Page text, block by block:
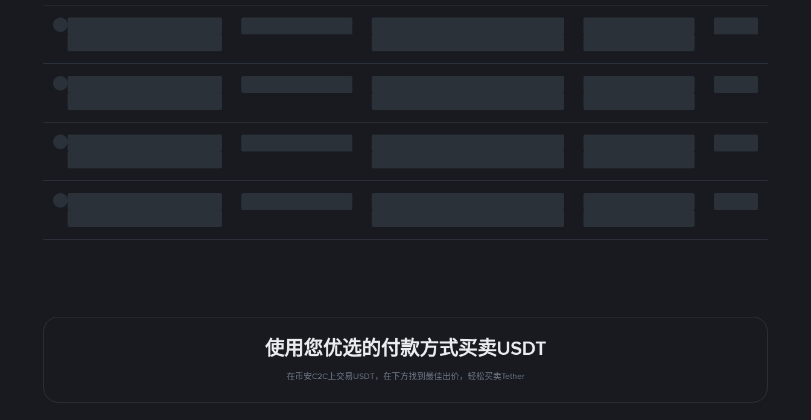
使用您优选的付款方式买卖USDT
在币安C2C上交易USDT，在下方找到最佳出价，轻松买卖Tether